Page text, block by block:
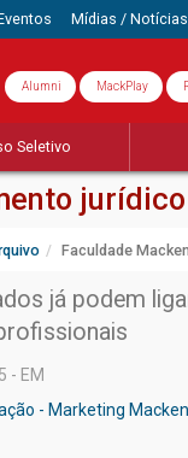
Mídias / Notícias
Alumni MackPlay
Seletivo
Faculdade
já podem
- EM
- Marketing